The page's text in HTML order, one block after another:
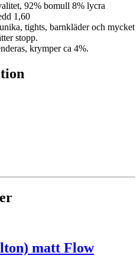
92% bomull 8% lycra
1,60
tights, barnkläder och mycket
stopp.
krymper ca 4%.
matt Flow